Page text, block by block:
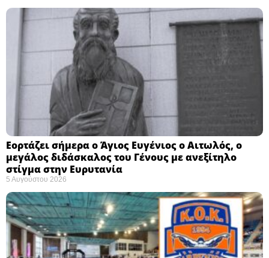
Εορτάζει σήμερα ο Άγιος Ευγένιος ο Αιτωλός, ο
μεγάλος διδάσκαλος του Γένους με ανεξίτηλο
στίγμα στην Ευρυτανία
5 Αυγούστου 2026